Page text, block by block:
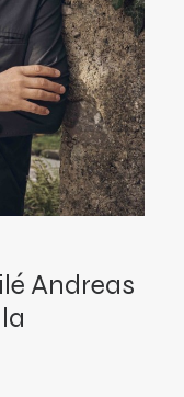
Andreas